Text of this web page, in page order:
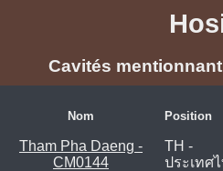
Cavités
Nom Position
Tham Pha Daeng -
CM0144
TH -
ประเทศ